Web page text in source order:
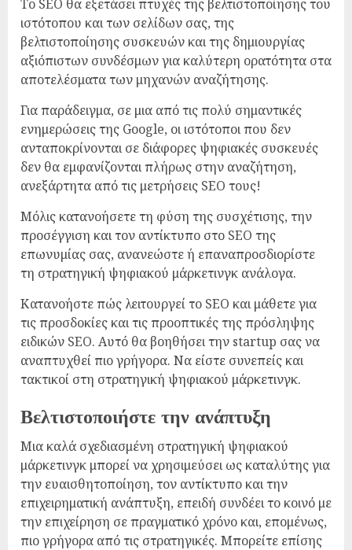
Το SEO θα εξετάσει πτυχές της βελτιστοποίησης του
ιστότοπου και των σελίδων σας, της
βελτιστοποίησης συσκευών και της δημιουργίας
αξιόπιστων συνδέσμων για καλύτερη ορατότητα στα
αποτελέσματα των μηχανών αναζήτησης.
Για παράδειγμα, σε μια από τις πολύ σημαντικές
ενημερώσεις της Google, οι ιστότοποι που δεν
ανταποκρίνονται σε διάφορες ψηφιακές συσκευές
δεν θα εμφανίζονται πλήρως στην αναζήτηση,
ανεξάρτητα από τις μετρήσεις SEO τους!
Μόλις κατανοήσετε τη φύση της συσχέτισης, την
προσέγγιση και τον αντίκτυπο στο SEO της
επωνυμίας σας, ανανεώστε ή επαναπροσδιορίστε
τη στρατηγική ψηφιακού μάρκετινγκ ανάλογα.
Κατανοήστε πώς λειτουργεί το SEO και μάθετε για
τις προσδοκίες και τις προοπτικές της πρόσληψης
ειδικών SEO. Αυτό θα βοηθήσει την startup σας να
αναπτυχθεί πιο γρήγορα. Να είστε συνεπείς και
τακτικοί στη στρατηγική ψηφιακού μάρκετινγκ.
Βελτιστοποιήστε την ανάπτυξη
Μια καλά σχεδιασμένη στρατηγική ψηφιακού
μάρκετινγκ μπορεί να χρησιμεύσει ως καταλύτης για
την ευαισθητοποίηση, τον αντίκτυπο και την
επιχειρηματική ανάπτυξη, επειδή συνδέει το κοινό με
την επιχείρηση σε πραγματικό χρόνο και, επομένως,
πιο γρήγορα από τις στρατηγικές. Μπορείτε επίσης